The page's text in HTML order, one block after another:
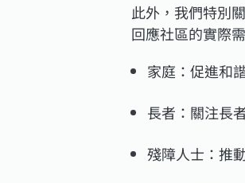
此外，我們特別
回應社區的實際
家庭：促進和
長者：關注長
殘障人士：推